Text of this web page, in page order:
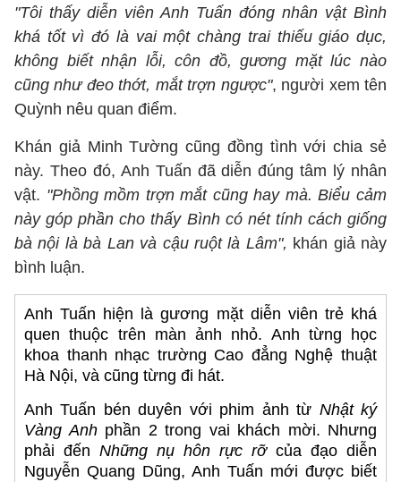
"Tôi thấy diễn viên Anh Tuấn đóng nhân vật Bình
khá tốt vì đó là vai một chàng trai thiếu giáo dục,
không biết nhận lỗi, côn đồ, gương mặt lúc nào
cũng như đeo thớt, mắt trợn ngược", người xem tên
Quỳnh nêu quan điểm.
Khán giả Minh Tường cũng đồng tình với chia sẻ
này. Theo đó, Anh Tuấn đã diễn đúng tâm lý nhân
vật. "Phồng mồm trợn mắt cũng hay mà. Biểu cảm
này góp phần cho thấy Bình có nét tính cách giống
bà nội là bà Lan và cậu ruột là Lâm", khán giả này
bình luận.
Anh Tuấn hiện là gương mặt diễn viên trẻ khá
quen thuộc trên màn ảnh nhỏ. Anh từng học
khoa thanh nhạc trường Cao đẳng Nghệ thuật
Hà Nội, và cũng từng đi hát.
Anh Tuấn bén duyên với phim ảnh từ Nhật ký
Vàng Anhphần 2 trong vai khách mời. Nhưng
phải đến Những nụ hôn rực rỡcủa đạo diễn
Nguyễn Quang Dũng, Anh Tuấn mới được biết